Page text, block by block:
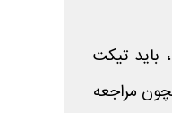
باید تیکت
مراجعه